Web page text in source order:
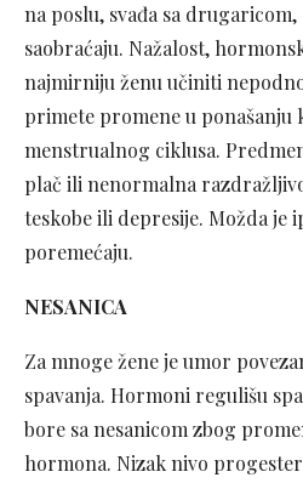
na poslu, svađa sa
saobraćaju. Nažalost,
najmirniju ženu učiniti
primete promene u ponašanju
menstrualnog ciklusa.
plač ili nenormalna
teskobe ili depresije. Možda je
poremećaju.
NESANICA
Za mnoge žene je umor
spavanja. Hormoni regulišu
bore sa nesanicom zbog
hormona. Nizak nivo